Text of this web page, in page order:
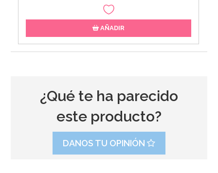
AÑADIR
¿Qué te ha parecido
este producto?
DANOS TU OPINIÓN